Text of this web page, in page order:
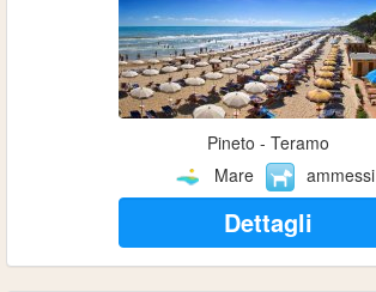
Pineto - Teramo
Mare
ammessi
Dettagli